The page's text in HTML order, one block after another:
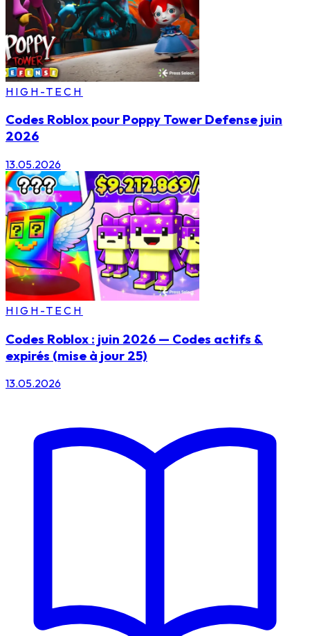
HIGH-TECH
Codes Roblox pour Poppy Tower Defense juin
2026
13.05.2026
HIGH-TECH
Codes Roblox : juin 2026 — Codes actifs &
expirés (mise à jour 25)
13.05.2026